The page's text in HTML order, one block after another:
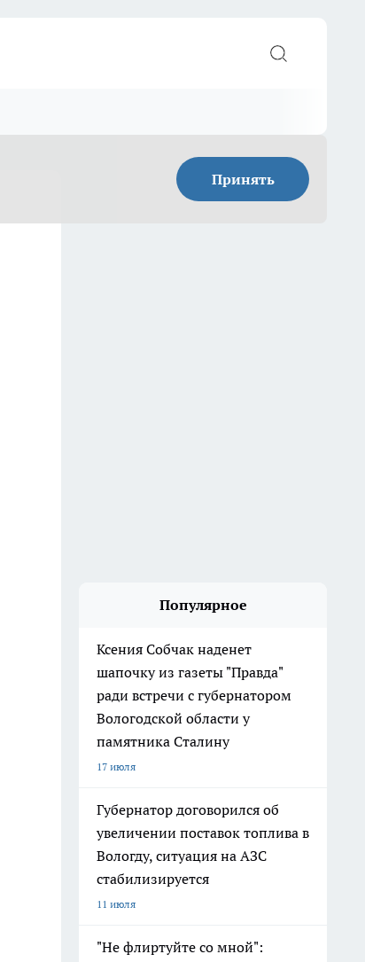
Принять
Популярное
Ксения Собчак наденет
шапочку из газеты "Правда"
ради встречи с губернатором
Вологодской области у
памятника Сталину
17 июля
Губернатор договорился об
увеличении поставок топлива в
Вологду, ситуация на АЗС
стабилизируется
11 июля
"Не флиртуйте со мной":